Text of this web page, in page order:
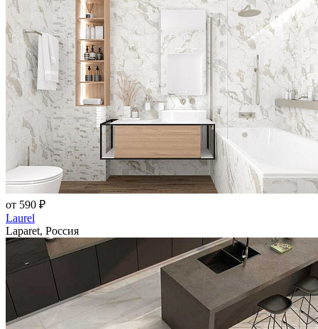
от 590 ₽
Laurel
Laparet, Россия